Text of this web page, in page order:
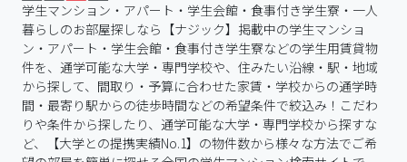
学生マンション・アパート・学生会館・食事付き学生寮・一人
暮らしのお部屋探しなら【ナジック】掲載中の学生マンショ
ン・アパート・学生会館・食事付き学生寮などの学生用賃貸物
件を、通学可能な大学・専門学校や、住みたい沿線・駅・地域
から探して、間取り・予算に合わせた家賃・学校からの通学時
間・最寄り駅からの徒歩時間などの希望条件で絞込み！こだわ
りや条件から探したり、通学可能な大学・専門学校から探すな
ど、【大学との提携実績No.1】の物件数から様々な方法でご希